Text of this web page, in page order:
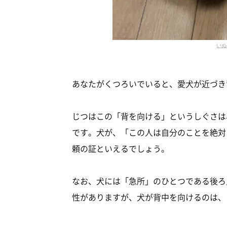
い
あなたがくつろいでいると、愛犬が近づ
じつはこの「背を向ける」というしぐさ
です。犬が、「この人は自分のことを絶
頼の証といえるでしょう。
なお、犬には「急所」のひとつである後
性がありますが、犬が背中を向けるのは